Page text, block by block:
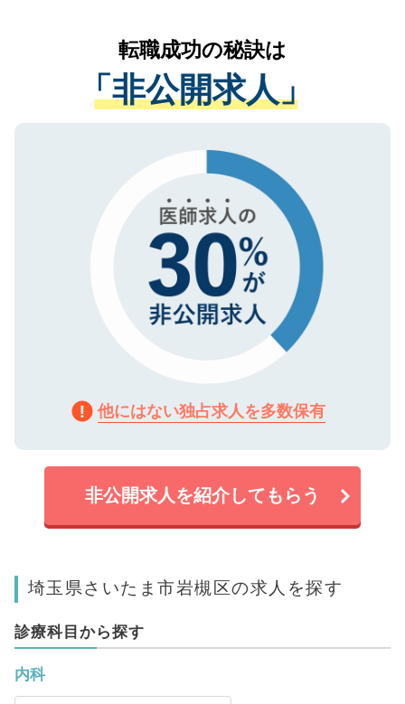
は、個人情報の取り扱いについての厳密な
管理基準を満たした事業者のみに付与され
る、プライバシーマークを取得済みです。
で、機密保持に関してもご安心ください。
かがいして、現在の医療機関の状況や紹介
経験をまじえながら、適切なアドバイスを
させていただきます。すぐにご転職をされ
ない方には、長期的なサポートが可能です
ので、まずはご登録ください。
転職成功の秘訣は
「非公開求人」
他にはない独占求人を多数保有
非公開求人を紹介してもらう
埼玉県さいたま市岩槻区の求人を探す
診療科目から探す
内科